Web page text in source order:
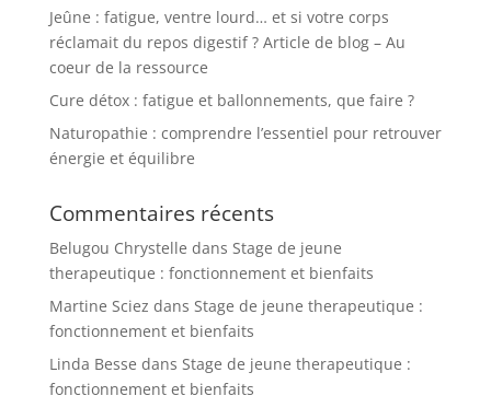
Jeûne : fatigue, ventre lourd… et si votre corps
réclamait du repos digestif ? Article de blog – Au
coeur de la ressource
Cure détox : fatigue et ballonnements, que faire ?
Naturopathie : comprendre l’essentiel pour retrouver
énergie et équilibre
Commentaires récents
Belugou Chrystelle dans Stage de jeune
therapeutique : fonctionnement et bienfaits
Martine Sciez dans Stage de jeune therapeutique :
fonctionnement et bienfaits
Linda Besse dans Stage de jeune therapeutique :
fonctionnement et bienfaits